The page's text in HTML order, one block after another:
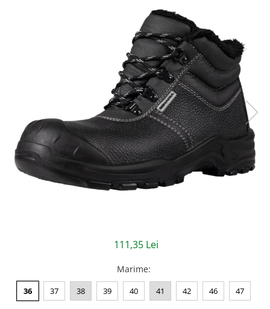
Pantaloni cu pieptar
Pantaloni de lucru
Pantaloni scurti
Pelerine de ploaie
Tricouri
111,35 Lei
Marime:
36 37 38 39 40 41 42 46 47